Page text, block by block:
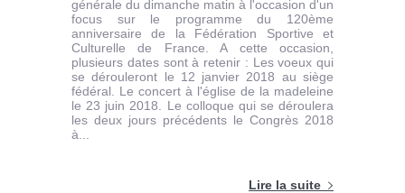
générale du dimanche matin à l'occasion d'un
focus sur le programme du 120ème
anniversaire de la Fédération Sportive et
Culturelle de France. A cette occasion,
plusieurs dates sont à retenir : Les voeux qui
se dérouleront le 12 janvier 2018 au siège
fédéral. Le concert à l'église de la madeleine
le 23 juin 2018. Le colloque qui se déroulera
les deux jours précédents le Congrès 2018
à...
Lire la suite